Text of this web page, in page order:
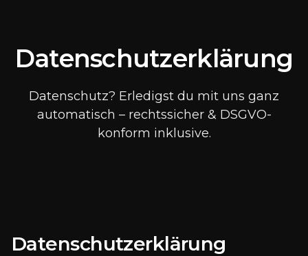
Datenschutzerklärung
Datenschutz? Erledigst du mit uns ganz
automatisch – rechtssicher & DSGVO-
konform inklusive.
Datenschutzerklärung